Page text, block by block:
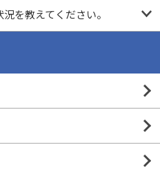
を教えてください。